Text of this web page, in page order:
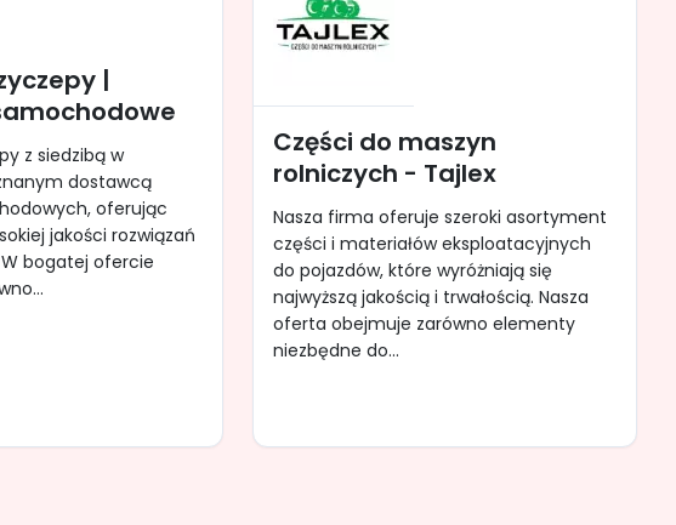
|
z siedzibą w
dostawcą
oferując
jakości rozwiązań
bogatej ofercie
Części do maszyn
rolniczych - Tajlex
Nasza firma oferuje szeroki asortyment
części i materiałów eksploatacyjnych
do pojazdów, które wyróżniają się
najwyższą jakością i trwałością. Nasza
oferta obejmuje zarówno elementy
niezbędne do...